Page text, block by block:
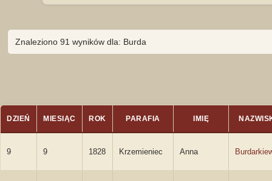
Znaleziono 91 wyników dla: Burda
DZIEŃ MIESIĄC ROK PARAFIA IMIĘ
9 9 1828 Krzemieniec Anna